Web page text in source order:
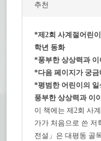
추천
*제2회 사계절어린
학년 동화
*풍부한 상상력과
*다음 페이지가 궁금
*평범한 어린이의 일
풍부한 상상력과 이
이 책에는 제2회 사
가가 처음으로 쓴 저
전설」은 대평동 골